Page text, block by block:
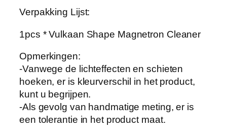
e
e
m
p
e
r
a
u
Verpakking Lijst:
1pcs * Vulkaan Shape Magnetron Cleaner
Opmerkingen:
-Vanwege de lichteffecten en schieten
hoeken, er is kleurverschil in het product,
kunt u begrijpen.
-Als gevolg van handmatige meting, er is
een tolerantie in het product maat.